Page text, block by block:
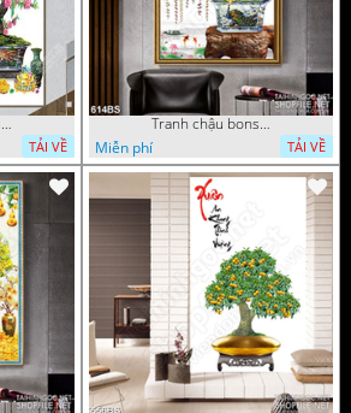
Tranh chậu bonsai treo tường cây hoa đào khoe sắc hồng
TẢI VỀ
Tranh chậu bonsai cây lộc vừng bên chân núi phủ tuyết in 8d
Miễn phí
TẢI VỀ